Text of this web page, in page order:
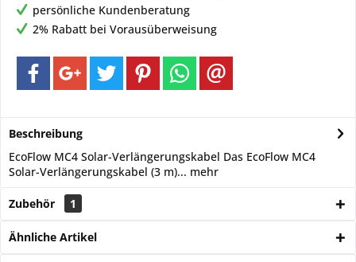
persönliche Kundenberatung
2% Rabatt bei Vorausüberweisung
Beschreibung
EcoFlow MC4 Solar-Verlängerungskabel Das EcoFlow MC4
Solar-Verlängerungskabel (3 m)... mehr
Zubehör 1
Ähnliche Artikel